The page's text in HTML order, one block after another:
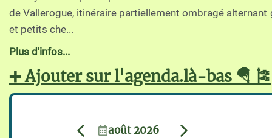
de Vallerogue, itinéraire partiellement ombragé alternant
et petits che...
Plus d'infos...
➕ Ajouter sur l'agenda.là-bas 🪂 🎏
août 2026